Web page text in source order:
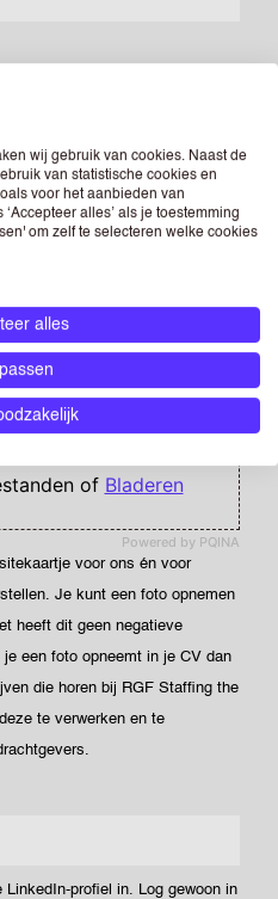
Powered by PQINA
of Bladeren
voor ons én voor
Je kunt een foto opnemen
heeft dit geen negatieve
een foto opneemt in je CV dan
die horen bij RGF Staffing the
te verwerken en te
LinkedIn-profiel in. Log gewoon in
wij gebruik van cookies. Naast de
van statistische cookies en
voor het aanbieden van
alles’ als je toestemming
om zelf te selecteren welke cookies
alles